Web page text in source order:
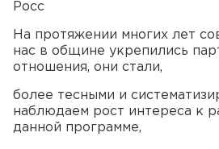
Росс
На протяжении многих лет
нас в общине укрепились
отношения, они стали,
более тесными и
наблюдаем рост интереса к
данной программе,